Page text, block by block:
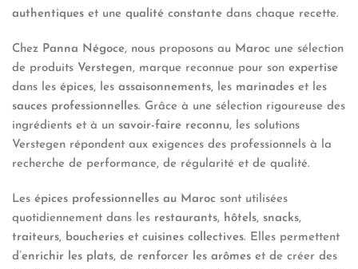
authentiques et une qualité constante dans chaque recette.
Chez Panna Négoce, nous proposons au Maroc une sélection
de produits Verstegen, marque reconnue pour son expertise
dans les épices, les assaisonnements, les marinades et les
sauces professionnelles. Grâce à une sélection rigoureuse des
ingrédients et à un savoir-faire reconnu, les solutions
Verstegen répondent aux exigences des professionnels à la
recherche de performance, de régularité et de qualité.
Les épices professionnelles au Maroc sont utilisées
quotidiennement dans les restaurants, hôtels, snacks,
traiteurs, boucheries et cuisines collectives. Elles permettent
d’enrichir les plats, de renforcer les arômes et de créer des